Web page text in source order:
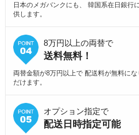
日本のメガバンクにも、 韓国系在日銀行
供します。
8万円以上の両替で
送料無料！
両替金額が8万円以上で 配送料が無料に
だけます。
オプション指定で
配送日時指定可能